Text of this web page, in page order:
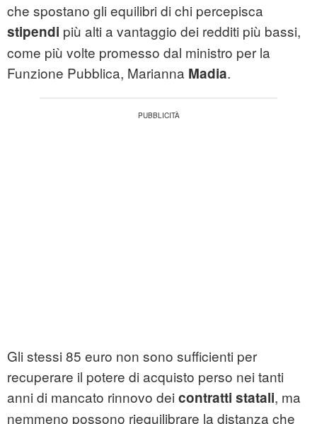
che spostano gli equilibri di chi percepisca
stipendi più alti a vantaggio dei redditi più bassi,
come più volte promesso dal ministro per la
Funzione Pubblica, Marianna Madia.
Gli stessi 85 euro non sono sufficienti per
recuperare il potere di acquisto perso nei tanti
anni di mancato rinnovo dei contratti statali, ma
nemmeno possono riequilibrare la distanza che